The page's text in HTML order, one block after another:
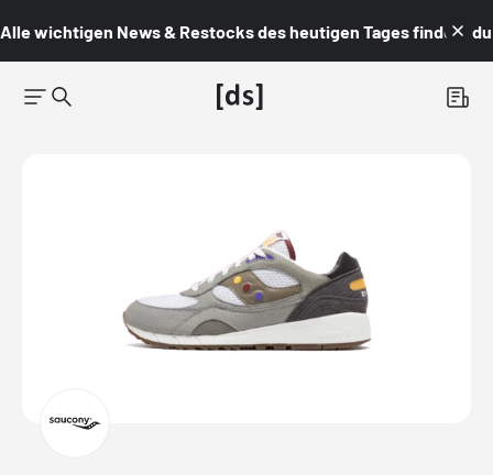
Alle wichtigen News & Restocks des heutigen Tages findest du